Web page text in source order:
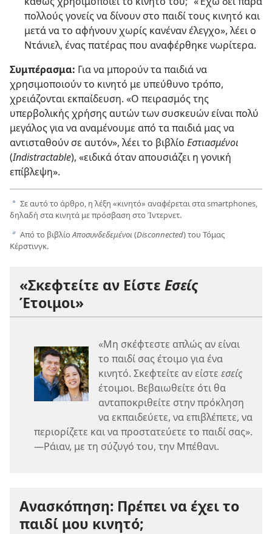
πολλούς γονείς να δίνουν στο παιδί τους κινητό και
μετά να το αφήνουν χωρίς κανέναν έλεγχο», λέει ο
Ντάνιελ, ένας πατέρας που αναφέρθηκε νωρίτερα.
Συμπέρασμα: Για να μπορούν τα παιδιά να
χρησιμοποιούν το κινητό με υπεύθυνο τρόπο,
χρειάζονται εκπαίδευση. «Ο πειρασμός της
υπερβολικής χρήσης αυτών των συσκευών είναι πολύ
μεγάλος για να αναμένουμε από τα παιδιά μας να
αντισταθούν σε αυτόν», λέει το βιβλίο Εστιασμένοι
(Indistractable), «ειδικά όταν απουσιάζει η γονική
επίβλεψη».
a Σε αυτό το άρθρο, η λέξη «κινητό» αναφέρεται στα smartphones,
δηλαδή στα κινητά με πρόσβαση στο Ίντερνετ.
b Από το βιβλίοΑποσυνδεδεμένοι(Disconnected) του Τόμας
Κέρστινγκ.
«Σκεφτείτε αν Είστε Εσείς
Έτοιμοι»
«Μη σκέφτεστε απλώς αν είναι
το παιδί σας έτοιμο για ένα
κινητό. Σκεφτείτε αν είστε εσείς
έτοιμοι. Βεβαιωθείτε ότι θα
ανταποκριθείτε στην πρόκληση
να εκπαιδεύετε, να επιβλέπετε, να
περιορίζετε και να προστατεύετε το παιδί σας».
—Ράιαν, με τη σύζυγό του, την Μπέθανι.
Ανασκόπηση: Πρέπει να έχει το
παιδί μου κινητό;